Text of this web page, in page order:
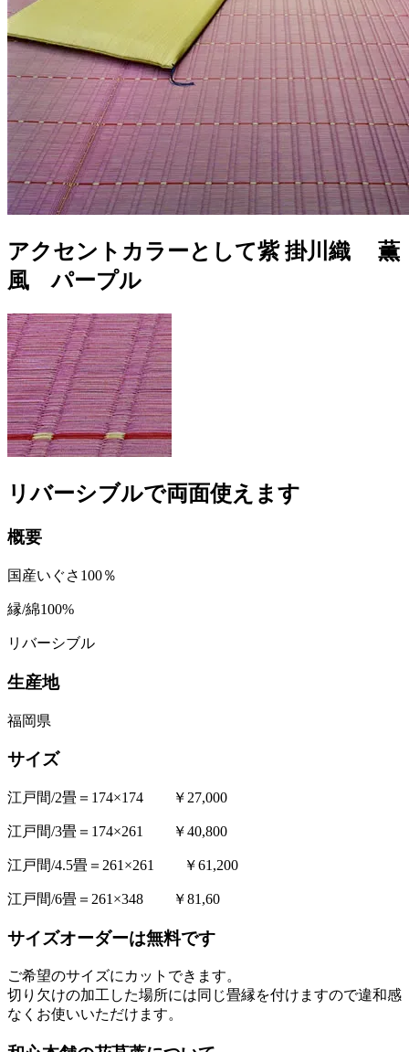
アクセントカラーとして紫 掛川織 薫
風 パープル
リバーシブルで両面使えます
概要
国産いぐさ100％
縁/綿100%
リバーシブル
生産地
福岡県
サイズ
江戸間/2畳＝174×174 ￥27,000
江戸間/3畳＝174×261 ￥40,800
江戸間/4.5畳＝261×261 ￥61,200
江戸間/6畳＝261×348 ￥81,60
サイズオーダーは無料です
ご希望のサイズにカットできます。
切り欠けの加工した場所には同じ畳縁を付けますので違和感
なくお使いいただけます。